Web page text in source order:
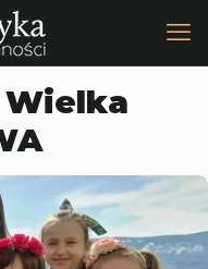
Wielka